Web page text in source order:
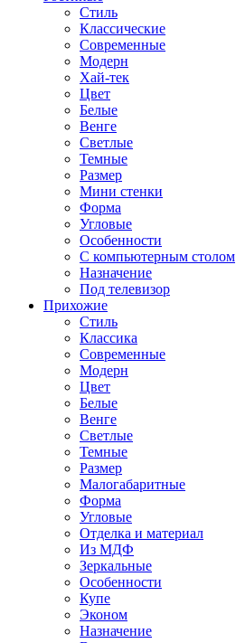
Стиль
Классические
Современные
Модерн
Хай-тек
Цвет
Белые
Венге
Светлые
Темные
Размер
Мини стенки
Форма
Угловые
Особенности
С компьютерным столом
Назначение
Под телевизор
Прихожие
Стиль
Классика
Современные
Модерн
Цвет
Белые
Венге
Светлые
Темные
Размер
Малогабаритные
Форма
Угловые
Отделка и материал
Из МДФ
Зеркальные
Особенности
Купе
Эконом
Назначение